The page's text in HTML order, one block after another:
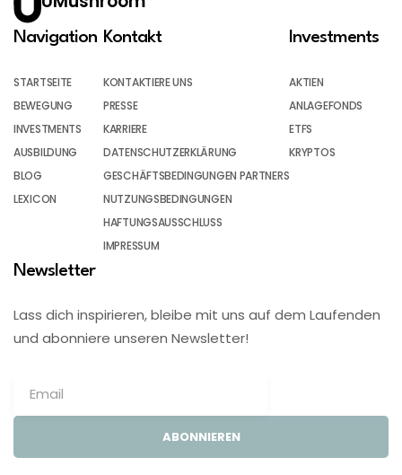
Navigation
STARTSEITE
BEWEGUNG
INVESTMENTS
AUSBILDUNG
BLOG
LEXICON
Kontakt
KONTAKTIERE UNS
PRESSE
KARRIERE
DATENSCHUTZERKLÄRUNG
GESCHÄFTSBEDINGUNGEN PARTNERS
NUTZUNGSBEDINGUNGEN
HAFTUNGSAUSSCHLUSS
IMPRESSUM
Investments
AKTIEN
ANLAGEFONDS
ETFS
KRYPTOS
Newsletter
Lass dich inspirieren, bleibe mit uns auf dem Laufenden
und abonniere unseren Newsletter!
ABONNIEREN